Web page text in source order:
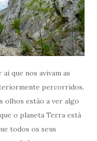
que nos avivam as
percorridos.
olhos estão a ver algo
o planeta Terra está
todos os seus